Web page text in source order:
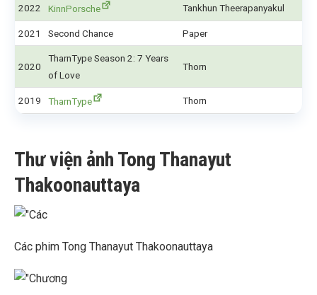
2022 KinnPorsche Tankhun Theerapanyakul
2021 Second Chance Paper
2020
TharnType Season 2: 7 Years
of Love
Thorn
2019 TharnType Thorn
Thư viện ảnh Tong Thanayut
Thakoonauttaya
Các phim Tong Thanayut Thakoonauttaya